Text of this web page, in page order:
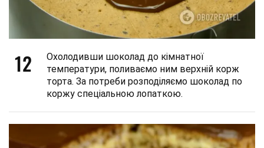
12
Охолодивши шоколад до кімнатної
температури, поливаємо ним верхній корж
торта. За потреби розподіляємо шоколад по
коржу спеціальною лопаткою.